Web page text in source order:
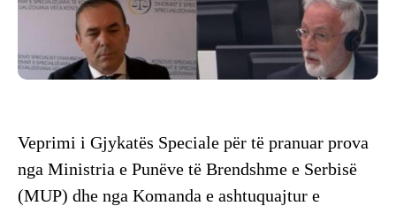
Veprimi i Gjykatës Speciale për të pranuar prova
nga Ministria e Punëve të Brendshme e Serbisë
(MUP) dhe nga Komanda e ashtuquajtur e